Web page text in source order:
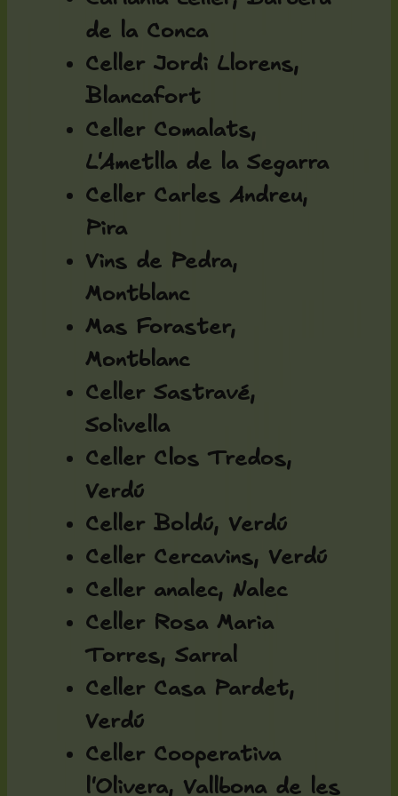
de la Conca
Celler Jordi Llorens,
Blancafort
Celler Comalats,
L'Ametlla de la Segarra
Celler Carles Andreu,
Pira
Vins de Pedra,
Montblanc
Mas Foraster,
Montblanc
Celler Sastravé,
Solivella
Celler Clos Tredos,
Verdú
Celler Boldú, Verdú
Celler Cercavins, Verdú
Celler analec, Nalec
Celler Rosa Maria
Torres, Sarral
Celler Casa Pardet,
Verdú
Celler Cooperativa
l'Olivera, Vallbona de les